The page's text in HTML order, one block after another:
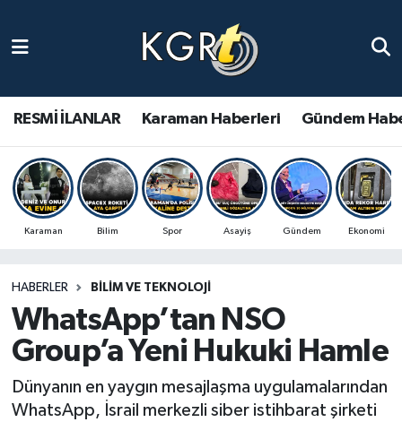
RESMİ İLANLAR Karaman Haberleri Gündem
Karaman Bilim Spor Asayiş Gündem Ekonomi
HABERLER BILIM VE TEKNOLOJI
WhatsApp’tan NSO
Group’a Yeni Hukuki Hamle
Dünyanın en yaygın mesajlaşma uygulamalarından
WhatsApp, İsrail merkezli siber istihbarat şirketi
Gündem Haberleri
Güncel Haberler
Spor Haberleri
Ulusal Haberler
Vefat Edenler